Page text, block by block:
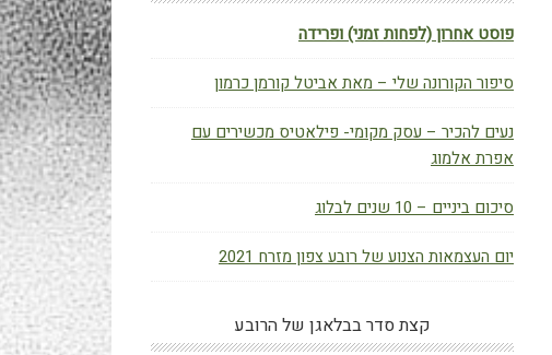
פוסט אחרון (לפחות זמני) ופרידה
סיפור הקורונה שלי – מאת אביטל קורמן כרמון
נעים להכיר – עסק מקומי- פילאטיס מכשירים עם
אפרת אלמוג
סיכום ביניים – 10 שנים לבלוג
יום העצמאות הצנוע של רובע צפון מזרח 2021
קצת סדר בבלאגן של הרובע